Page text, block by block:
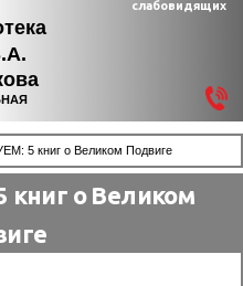
слабовидящих
5 книг о Великом Подвиге
о Великом